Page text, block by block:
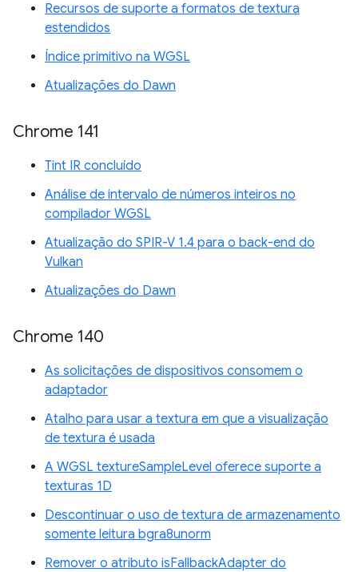
Recursos de suporte a formatos de textura
estendidos
Índice primitivo na WGSL
Atualizações do Dawn
Chrome 141
Tint IR concluído
Análise de intervalo de números inteiros no
compilador WGSL
Atualização do SPIR-V 1.4 para o back-end do
Vulkan
Atualizações do Dawn
Chrome 140
As solicitações de dispositivos consomem o
adaptador
Atalho para usar a textura em que a visualização
de textura é usada
A WGSL textureSampleLevel oferece suporte a
texturas 1D
Descontinuar o uso de textura de armazenamento
somente leitura bgra8unorm
Remover o atributo isFallbackAdapter do